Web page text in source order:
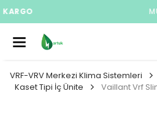
MÜŞTERI DESTEK
VRF-VRV Merkezi Klima Sistemleri
Kaset Tipi İç Ünite
Vaillant Vrf